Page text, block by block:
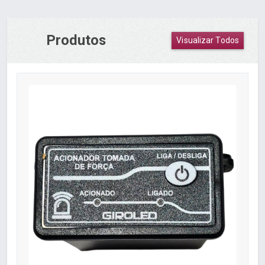
Produtos Visualizar Todos